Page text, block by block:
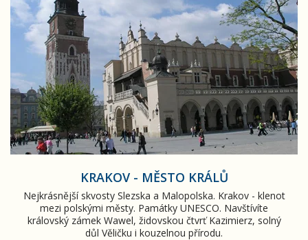
KRAKOV - MĚSTO KRÁLŮ
Nejkrásnější skvosty Slezska a Malopolska. Krakov - klenot
mezi polskými městy. Památky UNESCO. Navštívíte
královský zámek Wawel, židovskou čtvrť Kazimierz, solný
důl Věličku i kouzelnou přírodu.